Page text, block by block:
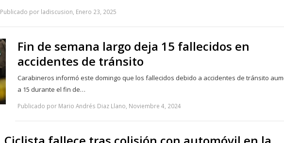
Publicado por ladiscusion, Enero 23, 2025
Fin de semana largo deja 15 fallecidos en
accidentes de tránsito
Carabineros informó este domingo que los fallecidos debido a accidentes de tránsito
a 15 durante el fin de…
Publicado por Mario Andrés Diaz Llano, Noviembre 4, 2024